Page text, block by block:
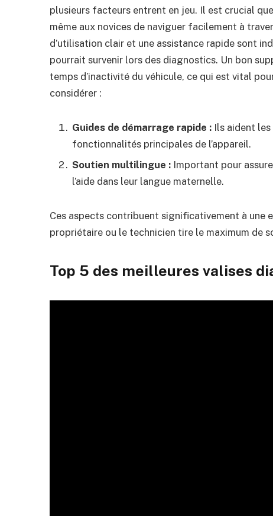
plusieurs facteurs entrent en jeu. Il est crucial
même aux novices de naviguer facilement à
d’utilisation clair et une assistance rapide sont
pourrait survenir lors des diagnostics. Un bon
temps d’inactivité du véhicule, ce qui est vital
considérer :
Guides de démarrage rapide : Ils aident
fonctionnalités principales de l’appareil.
Soutien multilingue : Important pour
l’aide dans leur langue maternelle.
Ces aspects contribuent significativement à une
propriétaire ou le technicien tire le maximum de
Top 5 des meilleures valises